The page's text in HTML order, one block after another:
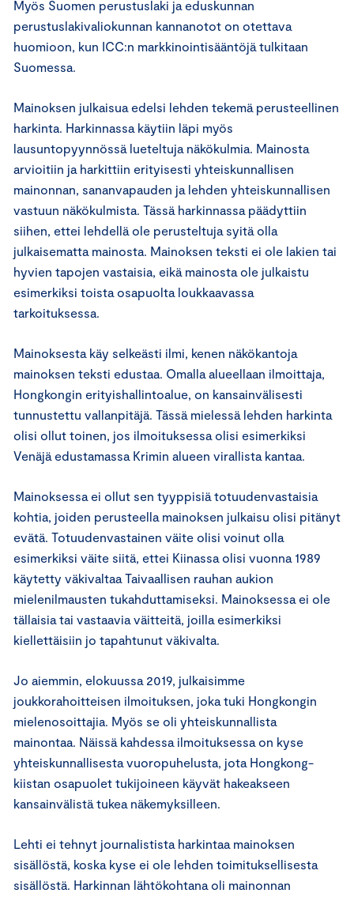
Myös Suomen perustuslaki ja eduskunnan
perustuslakivaliokunnan kannanotot on otettava
huomioon, kun ICC:n markkinointisääntöjä tulkitaan
Suomessa.
Mainoksen julkaisua edelsi lehden tekemä perusteellinen
harkinta. Harkinnassa käytiin läpi myös
lausuntopyynnössä lueteltuja näkökulmia. Mainosta
arvioitiin ja harkittiin erityisesti yhteiskunnallisen
mainonnan, sananvapauden ja lehden yhteiskunnallisen
vastuun näkökulmista. Tässä harkinnassa päädyttiin
siihen, ettei lehdellä ole perusteltuja syitä olla
julkaisematta mainosta. Mainoksen teksti ei ole lakien tai
hyvien tapojen vastaisia, eikä mainosta ole julkaistu
esimerkiksi toista osapuolta loukkaavassa
tarkoituksessa.
Mainoksesta käy selkeästi ilmi, kenen näkökantoja
mainoksen teksti edustaa. Omalla alueellaan ilmoittaja,
Hongkongin erityishallintoalue, on kansainvälisesti
tunnustettu vallanpitäjä. Tässä mielessä lehden harkinta
olisi ollut toinen, jos ilmoituksessa olisi esimerkiksi
Venäjä edustamassa Krimin alueen virallista kantaa.
Mainoksessa ei ollut sen tyyppisiä totuudenvastaisia
kohtia, joiden perusteella mainoksen julkaisu olisi pitänyt
evätä. Totuudenvastainen väite olisi voinut olla
esimerkiksi väite siitä, ettei Kiinassa olisi vuonna 1989
käytetty väkivaltaa Taivaallisen rauhan aukion
mielenilmausten tukahduttamiseksi. Mainoksessa ei ole
tällaisia tai vastaavia väitteitä, joilla esimerkiksi
kiellettäisiin jo tapahtunut väkivalta.
Jo aiemmin, elokuussa 2019, julkaisimme
joukkorahoitteisen ilmoituksen, joka tuki Hongkongin
mielenosoittajia. Myös se oli yhteiskunnallista
mainontaa. Näissä kahdessa ilmoituksessa on kyse
yhteiskunnallisesta vuoropuhelusta, jota Hongkong-
kiistan osapuolet tukijoineen käyvät hakeakseen
kansainvälistä tukea näkemyksilleen.
Lehti ei tehnyt journalistista harkintaa mainoksen
sisällöstä, koska kyse ei ole lehden toimituksellisesta
sisällöstä. Harkinnan lähtökohtana oli mainonnan